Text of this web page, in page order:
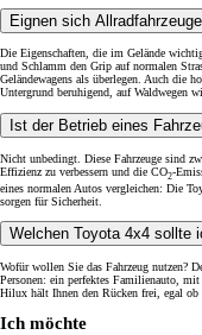
Eignen sich
Die Eigenschaften, die im Gelände
und Schlamm den Grip auf normalen
Geländewagens als überlegen. Auch die
Untergrund beruhigend, auf Waldwegen
Ist der Betrieb eines
Nicht unbedingt. Diese Fahrzeuge sind
Effizienz zu verbessern und die CO2-
eines normalen Autos vergleichen: Die
sorgen für Sicherheit.
Welchen Toyota 4x4 sollte
Wofür wollen Sie das Fahrzeug nutzen?
Personen: ein perfektes Familienauto,
Hilux hält Ihnen den Rücken frei, egal
Ich möchte